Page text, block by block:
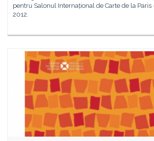
pentru Salonul Internațional de Carte de la Paris
2012.